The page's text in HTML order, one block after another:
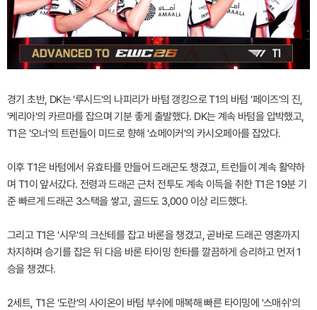
경기 초반, DK는 '루시드'의 나피리가 바텀 갱킹으로 T1의 바텀 '페이즈'의 진,
'케리아'의 카르마를 잡으며 기분 좋게 출발했다. DK는 계속 바텀을 압박했고,
T1은 '오너'의 트런들이 미드로 향해 '쇼메이커'의 카시오페아를 잡았다.
이후 T1은 바텀에서 유효타를 만들어 드래곤도 챙겼고, 트런들이 계속 활약하
며 T1이 앞서갔다. 전령과 드래곤 근처 전투도 계속 이득을 취한 T1은 19분 기
준 빠르게 드래곤 3스택을 쌓고, 골드도 3,000 이상 리드했다.
그리고 T1은 '시우'의 크산테를 잡고 바론을 챙겼고, 곧바로 드래곤 영혼까지
차지하며 승기를 잡은 뒤 다음 바론 타이밍 한타를 깔끔하게 승리하고 먼저 1
승을 챙겼다.
2세트, T1은 '도란'의 사이온이 바텀 부쉬에 매복해 빠른 타이밍에 '스매쉬'의